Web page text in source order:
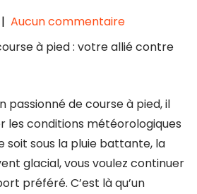
de course à pied
les
| Aucun commentaire
à pied : votre allié contre
passionné de course à pied, il
les conditions météorologiques
soit sous la pluie battante, la
glacial, vous voulez continuer
préféré. C’est là qu’un